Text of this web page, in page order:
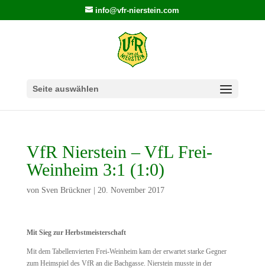
info@vfr-nierstein.com
Seite auswählen
VfR Nierstein – VfL Frei-
Weinheim 3:1 (1:0)
von Sven Brückner| 20. November 2017
Mit Sieg zur Herbstmeisterschaft
Mit dem Tabellenvierten Frei-Weinheim kam der erwartet starke Gegner
zum Heimspiel des VfR an die Bachgasse. Nierstein musste in der